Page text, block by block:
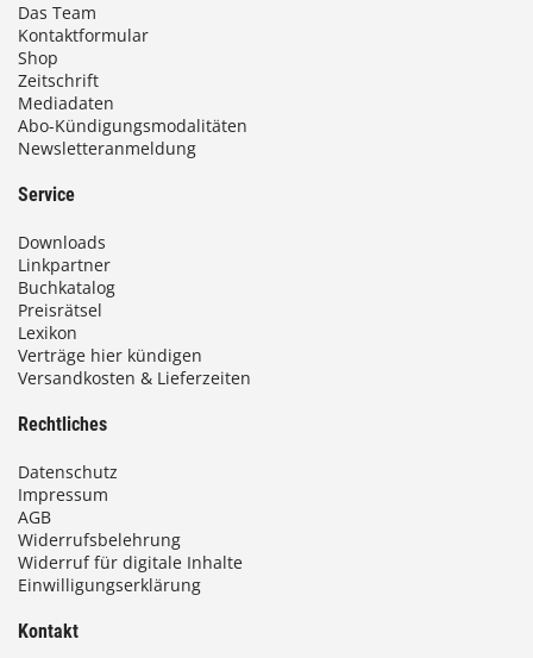
Das Team
Kontaktformular
Shop
Zeitschrift
Mediadaten
Abo-Kündigungsmodalitäten
Newsletteranmeldung
Service
Downloads
Linkpartner
Buchkatalog
Preisrätsel
Lexikon
Verträge hier kündigen
Versandkosten & Lieferzeiten
Rechtliches
Datenschutz
Impressum
AGB
Widerrufsbelehrung
Widerruf für digitale Inhalte
Einwilligungserklärung
Kontakt